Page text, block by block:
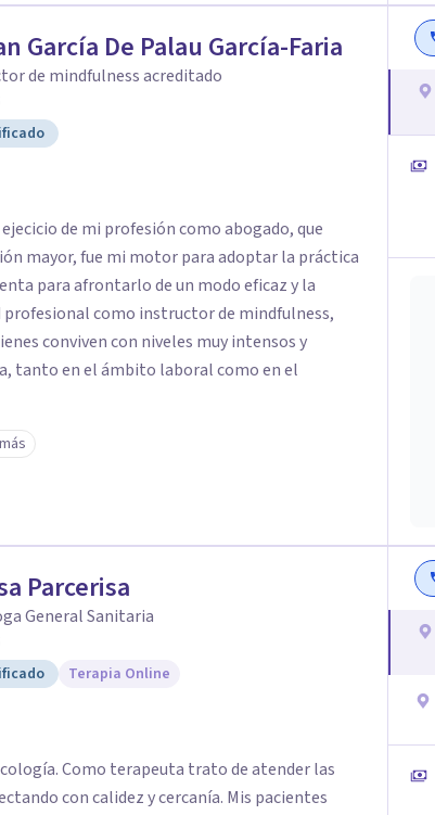
de confianza desde el primer contacto. El
gratuita para ayudar a dar el primer paso y
adecuado en cada caso.
García De Palau García-Faria
de mindfulness acreditado
de mi profesión como abogado, que
mayor, fue mi motor para adoptar la práctica
para afrontarlo de un modo eficaz y la
como instructor de mindfulness,
conviven con niveles muy intensos y
tanto en el ámbito laboral como en el
Parcerisa
General Sanitaria
Terapia Online
Como terapeuta trato de atender las
con calidez y cercanía. Mis pacientes